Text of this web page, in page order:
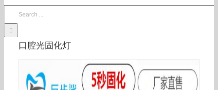
口腔光固化灯